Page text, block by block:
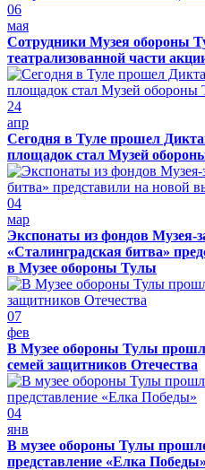
06
мая
Сотрудники Музея обороны
театрализованной части
24
апр
Сегодня в Туле прошел
площадок стал Музей
04
мар
Экспонаты из фондов Музея-
«Сталинградская битва»
в Музее обороны Тулы
07
фев
В Музее обороны Тулы
семей защитников Отечества
04
янв
В музее обороны Тулы
представление «Елка Победы»